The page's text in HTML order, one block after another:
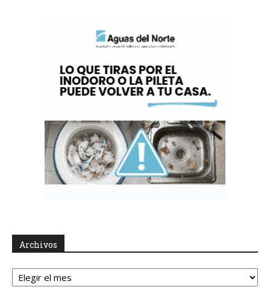
Archivos
Archivos